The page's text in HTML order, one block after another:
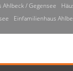
Ahlbeck / Gegensee
Einfamilienhaus